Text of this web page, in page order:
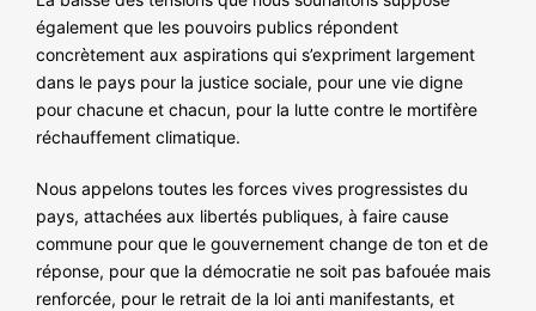
également que les pouvoirs publics répondent
concrètement aux aspirations qui s’expriment largement
dans le pays pour la justice sociale, pour une vie digne
pour chacune et chacun, pour la lutte contre le mortifère
réchauffement climatique.
Nous appelons toutes les forces vives progressistes du
pays, attachées aux libertés publiques, à faire cause
commune pour que le gouvernement change de ton et de
réponse, pour que la démocratie ne soit pas bafouée mais
renforcée, pour le retrait de la loi anti manifestants, et